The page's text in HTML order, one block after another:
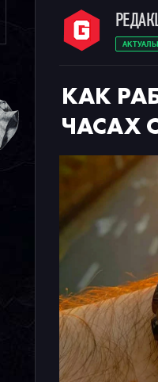
КАК
ЧАСАХ